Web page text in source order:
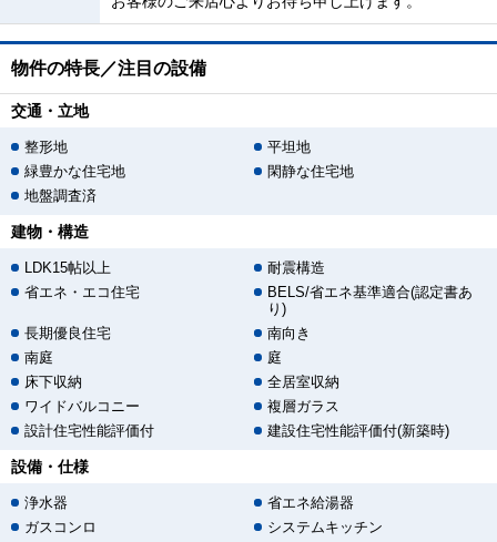
物件の特長／注目の設備
交通・立地
整形地
平坦地
緑豊かな住宅地
閑静な住宅地
地盤調査済
建物・構造
LDK15帖以上
耐震構造
省エネ・エコ住宅
BELS/省エネ基準適合(認定書あ
り)
長期優良住宅
南向き
南庭
庭
床下収納
全居室収納
ワイドバルコニー
複層ガラス
設計住宅性能評価付
建設住宅性能評価付(新築時)
設備・仕様
浄水器
省エネ給湯器
ガスコンロ
システムキッチン